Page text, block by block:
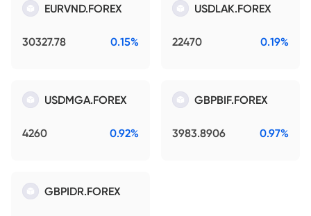
EURVND.FOREX
30327.78 0.15%
USDLAK.FOREX
22470 0.19%
USDMGA.FOREX
4260 0.92%
GBPBIF.FOREX
3983.8906 0.97%
GBPIDR.FOREX